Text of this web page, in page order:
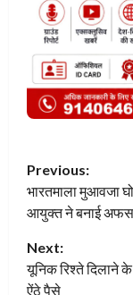
P
o
s
t
Previous:
भारतमाला मुआवजा
आयुक्त ने बनाई
Next:
यूनिक रिश्ते दिलाने
ऐंठे पैसे